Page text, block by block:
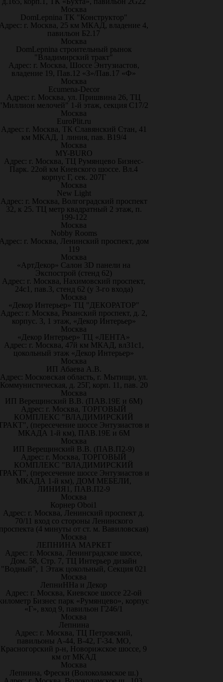
Москва
DomLepnina ТК "Конструктор"
г. Москва, 25 км МКАД, владение 4,
павильон Б2.17
Москва
DomLepnina строительный рынок
"Владимирский тракт"
Адрес: г. Москва, Шоссе Энтузиастов,
владение 19, Пав.12 «З»/Пав.17 «Ф»
Москва
Ecumena-Decor
Адрес: г. Москва, ул. Пришвина 26, ТЦ
мелочей" 1-й этаж, секция С17/2
Москва
EuroPlit.ru
Адрес: г. Москва, ТК Славянский Стан, 41
км МКАД, 1 линия, пав. В19/4
Москва
MY-BURO
Адрес: г. Москва, ТЦ Румянцево Бизнес-
Парк. 22ой км Киевского шоссе. Вл.4
корпус Г, сек. 207Г
Москва
New Light
Адрес: г. Москва, Волгоградский проспект
32, к 25. ТЦ метр квадратный 2 этаж, п.
199-122
Москва
Nobby Rooms
г. Москва, Ленинский проспект, дом
119
Москва
«АртДекор» Салон 3D панели на
Экспострой (стенд 62)
Адрес: г. Москва, Нахимовский проспект,
24с1, пав.3, стенд 62 (у 3-го входа)
Москва
«Декор Интерьер» ТЦ "ДЕКОРАТОР"
Адрес: г. Москва, Рязанский проспект, д. 2,
корпус. 3, 1 этаж, «Декор Интерьер»
Москва
«Декор Интерьер» ТЦ «ЛЕНТА»
Адрес: г. Москва, 47й км МКАД, вл31с1,
цокольный этаж «Декор Интерьер»
Москва
ИП Абаева А.В.
Адрес: Московская область, г. Мытищи, ул.
Коммунистическая, д. 25Г, корп. 11, пав. 20
Москва
ИП Верещинский В.В. (ПАВ.19Е и 6М)
Адрес: г. Москва, ТОРГОВЫЙ
КОМПЛЕКС "ВЛАДИМИРСКИЙ
(пересечение шоссе Энтузиастов и
МКАДА 1-й км), ПАВ.19Е и 6М
Москва
ИП Верещинский В.В. (ПАВ.П2-9)
Адрес: г. Москва, ТОРГОВЫЙ
КОМПЛЕКС "ВЛАДИМИРСКИЙ
(пересечение шоссе Энтузиастов и
МКАДА 1-й км), ДОМ МЕБЕЛИ,
ЛИНИЯ1, ПАВ.П2-9
Москва
Корнер Oboi1
Адрес: г. Москва, Ленинский проспект д.
70/11 вход со стороны Ленинского
(4 минуты от ст. м. Вавиловская)
Москва
ЛЕПНИНА МАРКЕТ
Адрес: г. Москва, Ленинградское шоссе,
Дом. 58, Стр. 7, ТЦ Интерьер дизайн
"Водный", 1 Этаж цокольный, Секция 021
Москва
ЛепниННа и Декор
Адрес: г. Москва, Киевское шоссе 22-ой
Бизнес парк «Румянцево», корпус
«Г», вход 9, павильон Г246/1
Москва
Лепнина
Адрес: г. Москва, ТЦ Петровский,
павильоны А-44, В-42, Г-34. МО,
Красногорский р-н, Новорижское шоссе, 9
км от МКАД
Москва
Лепнина, Фрески (Волоколамское ш.)